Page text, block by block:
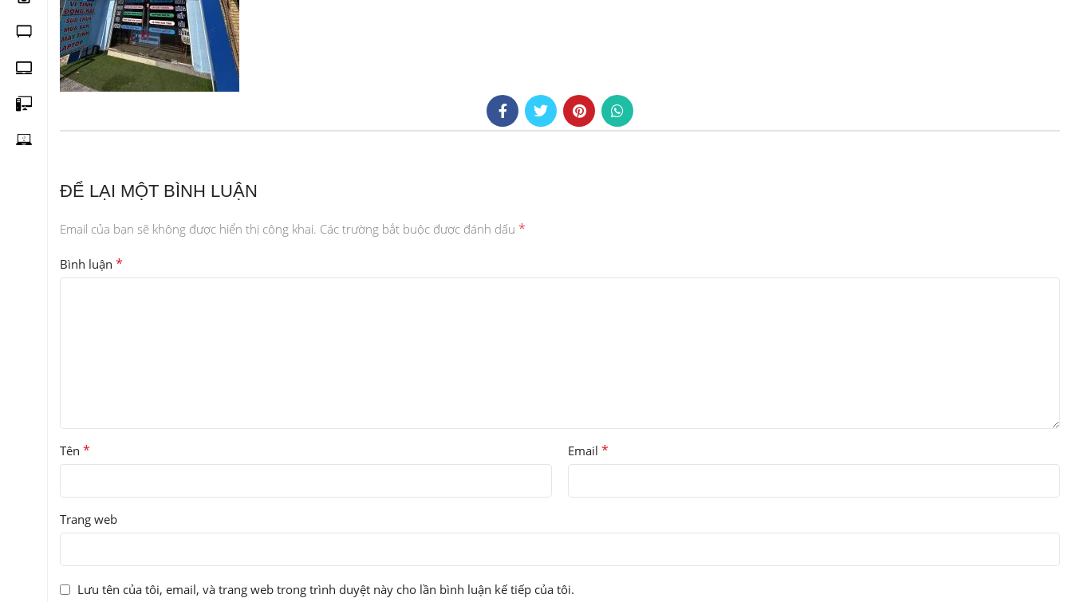
ĐỂ LẠI MỘT BÌNH LUẬN
Email của bạn sẽ không được hiển thị công khai. Các trường bắt buộc được đánh dấu *
Bình luận *
Tên * Email *
Trang web
Lưu tên của tôi, email, và trang web trong trình duyệt này cho lần bình luận kế tiếp của tôi.